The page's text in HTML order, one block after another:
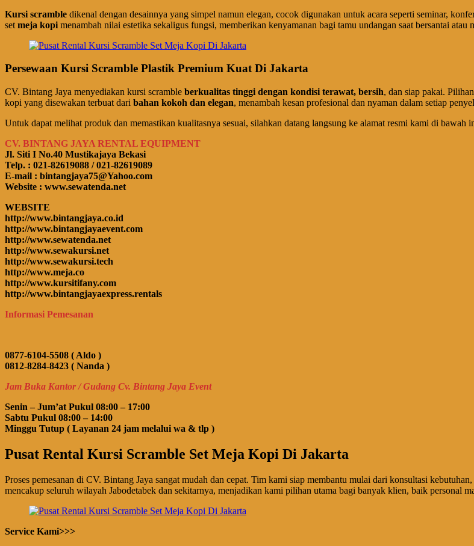
Kursi scramble dikenal dengan desainnya yang simpel namun elegan, cocok digunakan untuk acara seperti seminar,
set meja kopi menambah nilai estetika sekaligus fungsi, memberikan kenyamanan bagi tamu undangan saat bersantai atau
Persewaan Kursi Scramble Plastik Premium Kuat Di Jakarta
CV. Bintang Jaya menyediakan kursi scramble berkualitas tinggi dengan kondisi terawat, bersih, dan siap pakai.
kopi yang disewakan terbuat dari bahan kokoh dan elegan, menambah kesan profesional dan nyaman dalam setiap
Untuk dapat melihat produk dan memastikan kualitasnya sesuai, silahkan datang langsung ke alamat resmi kami di bawah
CV. BINTANG JAYA RENTAL EQUIPMENT
Jl. Siti I No.40 Mustikajaya Bekasi
Telp. : 021-82619088 / 021-82619089
E-mail : bintangjaya75@Yahoo.com
Website : www.sewatenda.net
WEBSITE
http://www.bintangjaya.co.id
http://www.bintangjayaevent.com
http://www.sewatenda.net
http://www.sewakursi.net
http://www.sewakursi.tech
http://www.meja.co
http://www.kursitifany.com
http://www.bintangjayaexpress.rentals
Informasi Pemesanan
0877-6104-5508 ( Aldo )
0812-8284-8423 ( Nanda )
Jam Buka Kantor / Gudang Cv. Bintang Jaya Event
Senin – Jum’at Pukul 08:00 – 17:00
Sabtu Pukul 08:00 – 14:00
Minggu Tutup ( Layanan 24 jam melalui wa & tlp )
Pusat Rental Kursi Scramble Set Meja Kopi Di Jakarta
Proses pemesanan di CV. Bintang Jaya sangat mudah dan cepat. Tim kami siap membantu mulai dari konsultasi
mencakup seluruh wilayah Jabodetabek dan sekitarnya, menjadikan kami pilihan utama bagi banyak klien, baik personal
Service Kami>>>